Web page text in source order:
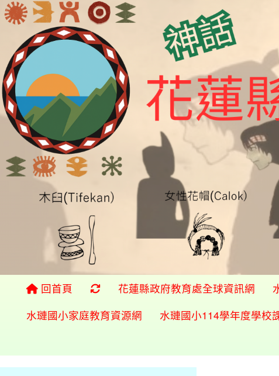
回首頁 重新取得佈景設定
花蓮縣政府教育處全球資訊網
水璉國小家庭教育資源網
水璉國小114學年度學校